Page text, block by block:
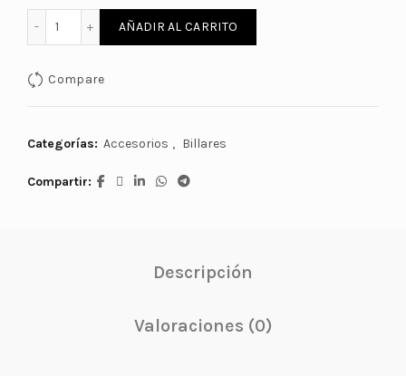
PORTATIZAS DE GOMA PARA COLGAR cantidad
AÑADIR AL CARRITO
Compare
Categorías: Accesorios , Billares
Compartir
Descripción
Valoraciones (0)